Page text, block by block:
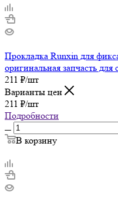
Прокладка Runxin для
оригинальная запчасть
211 ₽/шт
Варианты цен
211 ₽/шт
Подробности
В корзину